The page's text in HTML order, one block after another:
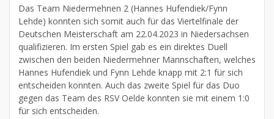
Das Team Niedermehnen 2 (Hannes Hufendiek/Fynn
Lehde) konnten sich somit auch für das Viertelfinale der
Deutschen Meisterschaft am 22.04.2023 in Niedersachsen
qualifizieren. Im ersten Spiel gab es ein direktes Duell
zwischen den beiden Niedermehner Mannschaften, welches
Hannes Hufendiek und Fynn Lehde knapp mit 2:1 für sich
entscheiden konnten. Auch das zweite Spiel für das Duo
gegen das Team des RSV Oelde konnten sie mit einem 1:0
für sich entscheiden.